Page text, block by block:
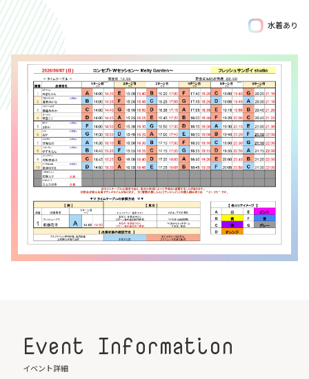
水着あり
Event Information
イベント詳細